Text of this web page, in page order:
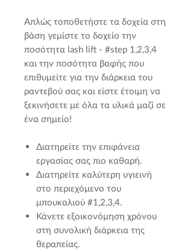
Απλώς τοποθετήστε τα δοχεία στη
βάση γεμίστε το δοχείο την
ποσότητα lash lift - #step 1,2,3,4
και την ποσότητα βαφής που
επιθυμείτε για την διάρκεια του
ραντεβού σας και είστε έτοιμη να
ξεκινήσετε με όλα τα υλικά μαζί σε
ένα σημείο!
Διατηρείτε την επιφάνεια
εργασίας σας πιο καθαρή.
Διατηρείτε καλύτερη υγιεινή
στο περιεχόμενο του
μπουκαλιού #1,2,3,4.
Κάνετε εξοικονόμηση χρόνου
στη συνολική διάρκεια της
θεραπείας.